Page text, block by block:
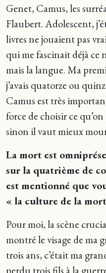
Genet, Camus, les
Flaubert. Adolescent,
livres ne jouaient pas
qui me fascinait déjà ce
mais la langue. Ma
j’avais quatorze ou
Camus est très
force de choisir ce
sinon il vaut mieux
La mort est
sur la quatrième de
est mentionné que
« la culture de la
Pour moi, la scène
montré le visage de ma
trois ans, c’était ma
perdu trois fils à la